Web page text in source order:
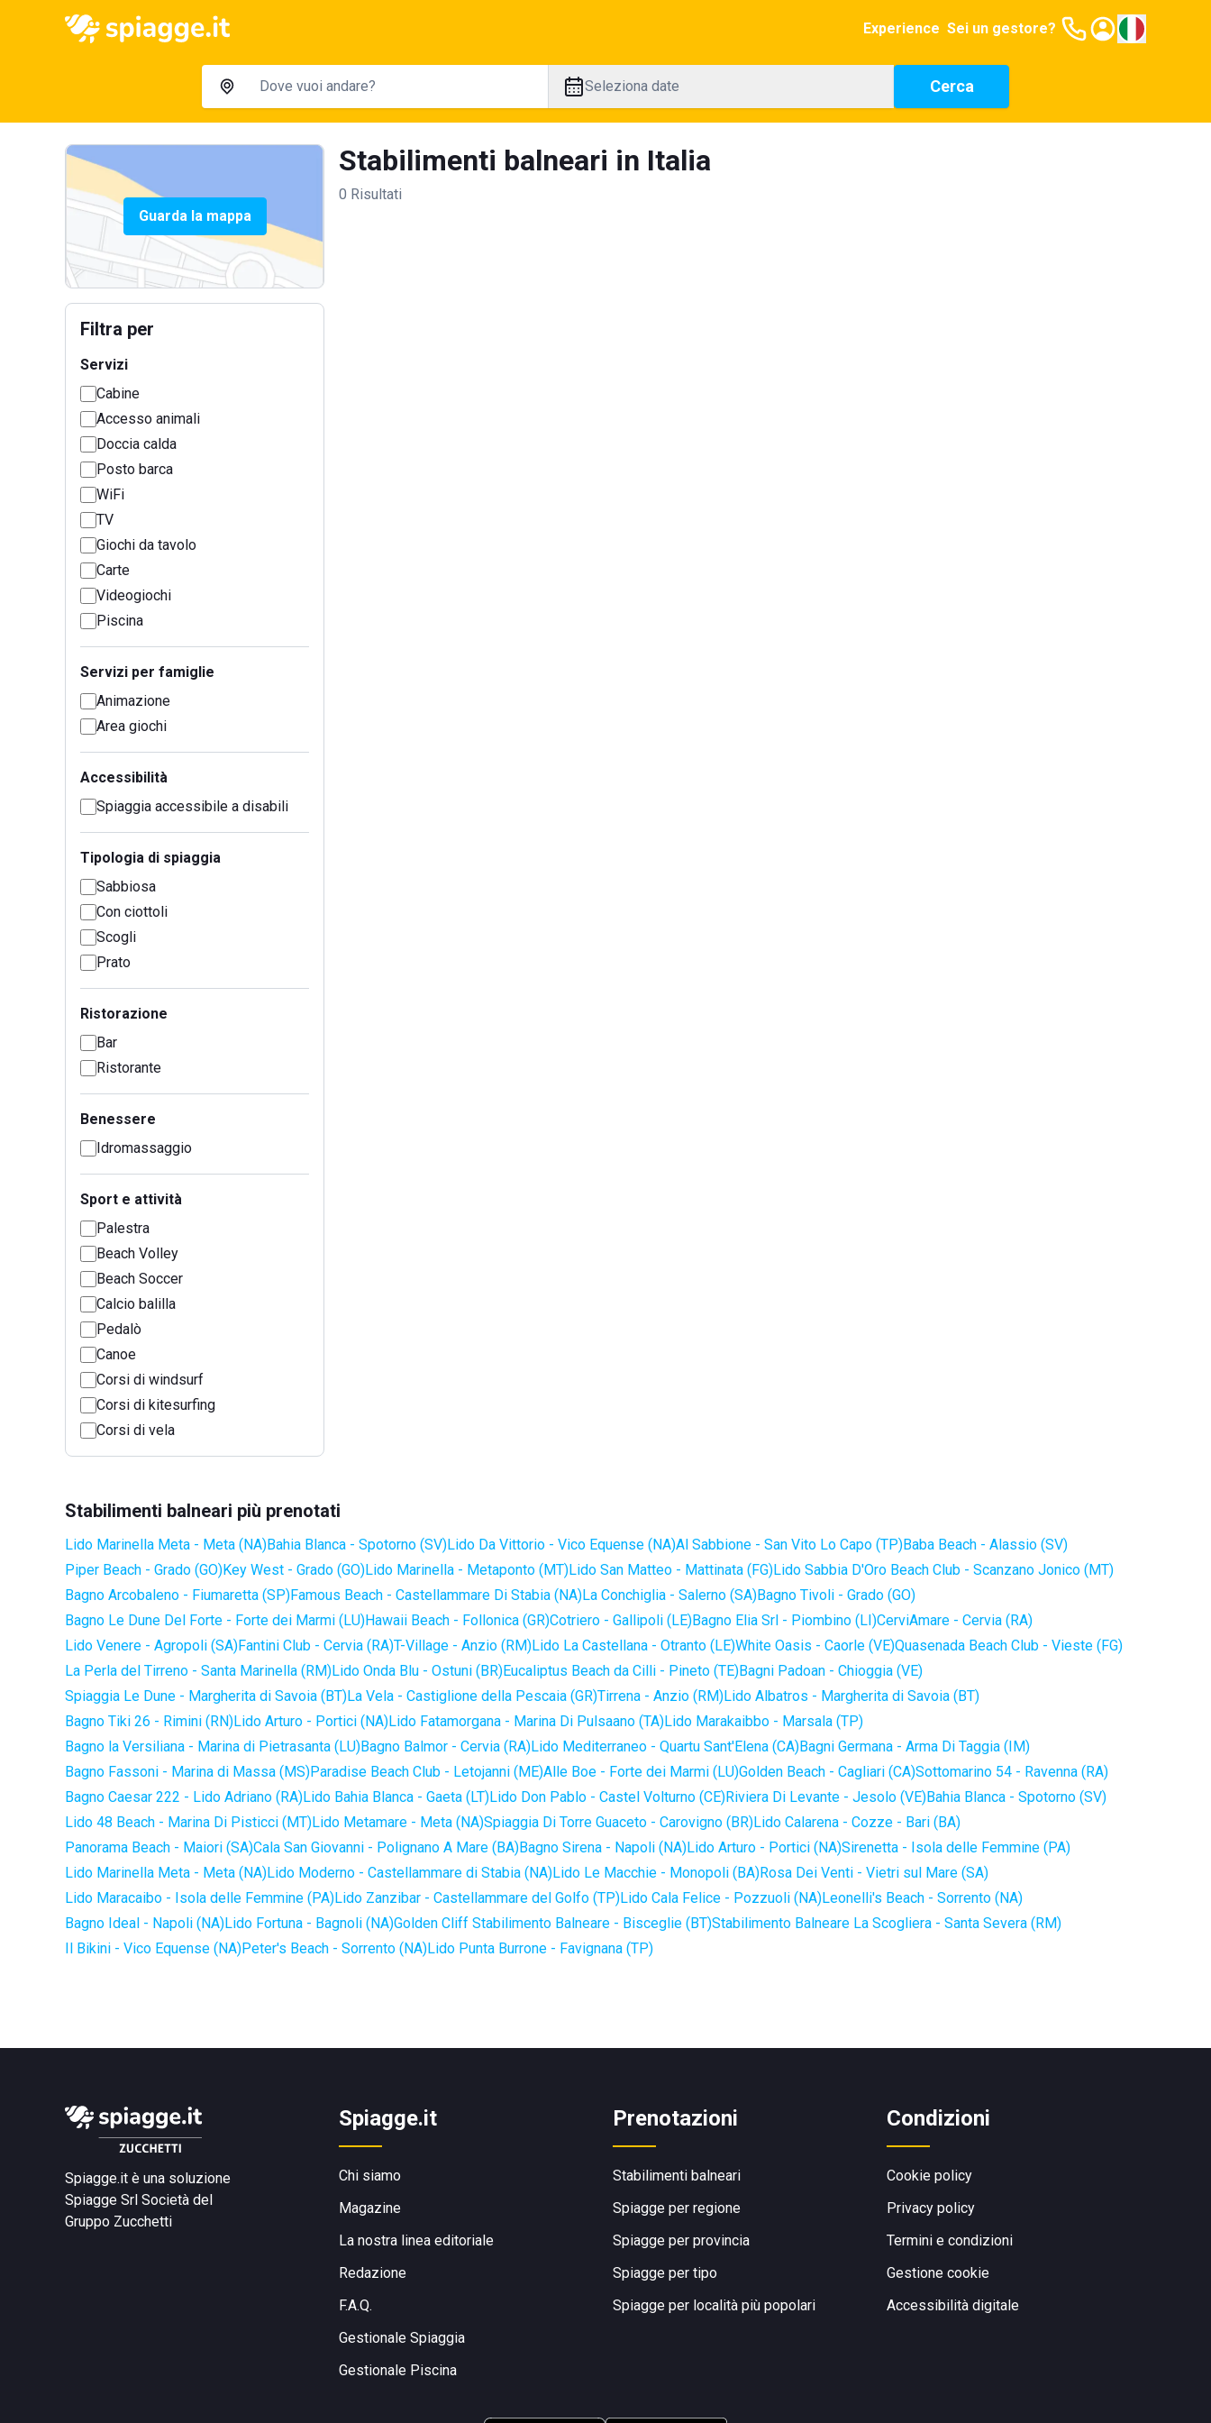
Experience Sei un gestore?
Seleziona date Cerca
Guarda la mappa
Filtra per
Servizi
Cabine
Accesso animali
Doccia calda
Posto barca
WiFi
TV
Giochi da tavolo
Carte
Videogiochi
Piscina
Servizi per famiglie
Animazione
Area giochi
Accessibilità
Spiaggia accessibile a disabili
Tipologia di spiaggia
Sabbiosa
Con ciottoli
Scogli
Prato
Ristorazione
Bar
Ristorante
Benessere
Idromassaggio
Sport e attività
Palestra
Beach Volley
Beach Soccer
Calcio balilla
Pedalò
Canoe
Corsi di windsurf
Corsi di kitesurfing
Corsi di vela
Stabilimenti balneari in Italia
0 Risultati
Stabilimenti balneari più prenotati
Lido Marinella Meta - Meta (NA)Bahia Blanca - Spotorno (SV)Lido Da Vittorio - Vico Equense (NA)Al Sabbione - San Vito Lo Capo (TP)Baba Beach - Alassio (SV)
Piper Beach - Grado (GO)Key West - Grado (GO)Lido Marinella - Metaponto (MT)Lido San Matteo - Mattinata (FG)Lido Sabbia D'Oro Beach Club - Scanzano Jonico (MT)
Bagno Arcobaleno - Fiumaretta (SP)Famous Beach - Castellammare Di Stabia (NA)La Conchiglia - Salerno (SA)Bagno Tivoli - Grado (GO)
Bagno Le Dune Del Forte - Forte dei Marmi (LU)Hawaii Beach - Follonica (GR)Cotriero - Gallipoli (LE)Bagno Elia Srl - Piombino (LI)CerviAmare - Cervia (RA)
Lido Venere - Agropoli (SA)Fantini Club - Cervia (RA)T-Village - Anzio (RM)Lido La Castellana - Otranto (LE)White Oasis - Caorle (VE)Quasenada Beach Club - Vieste (FG)
La Perla del Tirreno - Santa Marinella (RM)Lido Onda Blu - Ostuni (BR)Eucaliptus Beach da Cilli - Pineto (TE)Bagni Padoan - Chioggia (VE)
Spiaggia Le Dune - Margherita di Savoia (BT)La Vela - Castiglione della Pescaia (GR)Tirrena - Anzio (RM)Lido Albatros - Margherita di Savoia (BT)
Bagno Tiki 26 - Rimini (RN)Lido Arturo - Portici (NA)Lido Fatamorgana - Marina Di Pulsaano (TA)Lido Marakaibbo - Marsala (TP)
Bagno la Versiliana - Marina di Pietrasanta (LU)Bagno Balmor - Cervia (RA)Lido Mediterraneo - Quartu Sant'Elena (CA)Bagni Germana - Arma Di Taggia (IM)
Bagno Fassoni - Marina di Massa (MS)Paradise Beach Club - Letojanni (ME)Alle Boe - Forte dei Marmi (LU)Golden Beach - Cagliari (CA)Sottomarino 54 - Ravenna (RA)
Bagno Caesar 222 - Lido Adriano (RA)Lido Bahia Blanca - Gaeta (LT)Lido Don Pablo - Castel Volturno (CE)Riviera Di Levante - Jesolo (VE)Bahia Blanca - Spotorno (SV)
Lido 48 Beach - Marina Di Pisticci (MT)Lido Metamare - Meta (NA)Spiaggia Di Torre Guaceto - Carovigno (BR)Lido Calarena - Cozze - Bari (BA)
Panorama Beach - Maiori (SA)Cala San Giovanni - Polignano A Mare (BA)Bagno Sirena - Napoli (NA)Lido Arturo - Portici (NA)Sirenetta - Isola delle Femmine (PA)
Lido Marinella Meta - Meta (NA)Lido Moderno - Castellammare di Stabia (NA)Lido Le Macchie - Monopoli (BA)Rosa Dei Venti - Vietri sul Mare (SA)
Lido Maracaibo - Isola delle Femmine (PA)Lido Zanzibar - Castellammare del Golfo (TP)Lido Cala Felice - Pozzuoli (NA)Leonelli's Beach - Sorrento (NA)
Bagno Ideal - Napoli (NA)Lido Fortuna - Bagnoli (NA)Golden Cliff Stabilimento Balneare - Bisceglie (BT)Stabilimento Balneare La Scogliera - Santa Severa (RM)
Il Bikini - Vico Equense (NA)Peter's Beach - Sorrento (NA)Lido Punta Burrone - Favignana (TP)
Spiagge.it è una soluzione
Spiagge Srl Società del
Gruppo Zucchetti
Spiagge.it
Chi siamo
Magazine
La nostra linea editoriale
Redazione
F.A.Q.
Gestionale Spiaggia
Gestionale Piscina
Prenotazioni
Stabilimenti balneari
Spiagge per regione
Spiagge per provincia
Spiagge per tipo
Spiagge per località più popolari
Condizioni
Cookie policy
Privacy policy
Termini e condizioni
Gestione cookie
Accessibilità digitale